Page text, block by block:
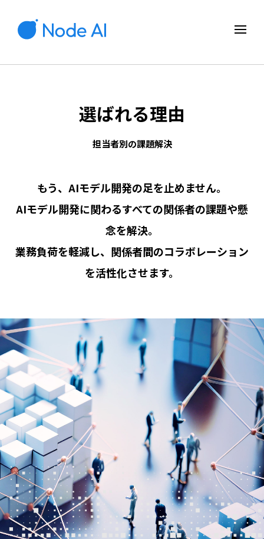
選ばれる理由
担当者別の課題解決
もう、AIモデル開発の足を止めません。
AIモデル開発に関わるすべての関係者の課題や懸
念を解決。
業務負荷を軽減し、関係者間のコラボレーション
を活性化させます。